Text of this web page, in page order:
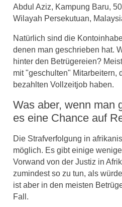
Abdul Aziz, Kampung Baru,
Wilayah Persekutuan,
Natürlich sind die
denen man geschrieben hat.
hinter den Betrügereien?
mit "geschulten" Mitarbeitern,
bezahlten Vollzeitjob haben.
Was aber, wenn man
es eine Chance auf
Die Strafverfolgung in
möglich. Es gibt einige
Vorwand von der Justiz in
zumindest so zu tun, als
ist aber in den meisten
Fall.